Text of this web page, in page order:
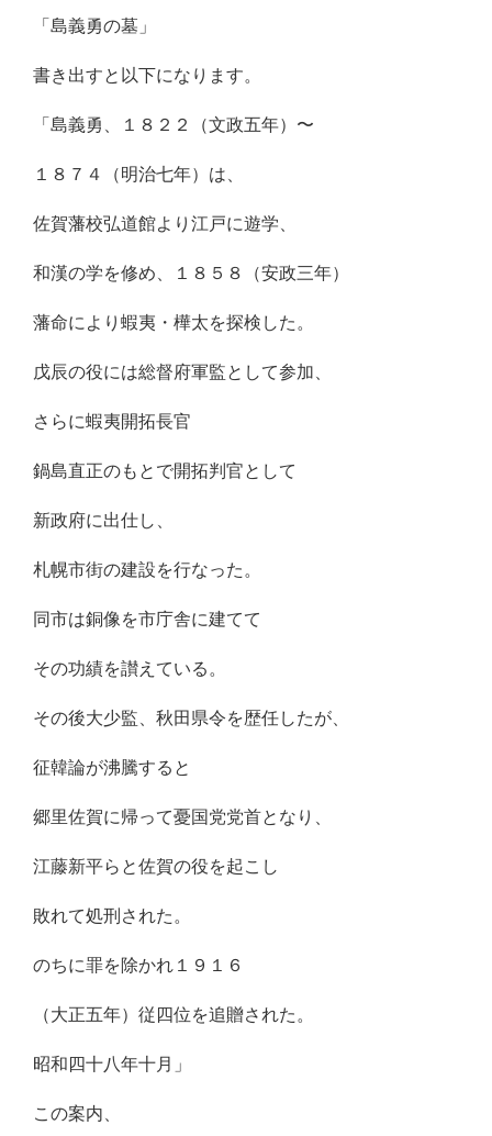
「島義勇の墓」
書き出すと以下になります。
「島義勇、１８２２（文政五年）〜
１８７４（明治七年）は、
佐賀藩校弘道館より江戸に遊学、
和漢の学を修め、１８５８（安政三年）
藩命により蝦夷・樺太を探検した。
戊辰の役には総督府軍監として参加、
さらに蝦夷開拓長官
鍋島直正のもとで開拓判官として
新政府に出仕し、
札幌市街の建設を行なった。
同市は銅像を市庁舎に建てて
その功績を讃えている。
その後大少監、秋田県令を歴任したが、
征韓論が沸騰すると
郷里佐賀に帰って憂国党党首となり、
江藤新平らと佐賀の役を起こし
敗れて処刑された。
のちに罪を除かれ１９１６
（大正五年）従四位を追贈された。
昭和四十八年十月」
この案内、